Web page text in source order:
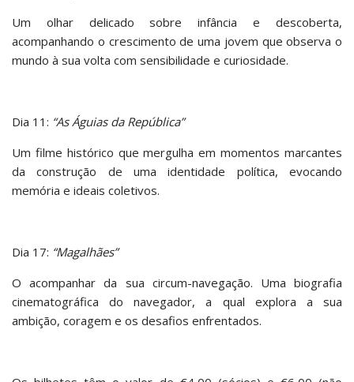
Um olhar delicado sobre infância e descoberta,
acompanhando o crescimento de uma jovem que observa o
mundo à sua volta com sensibilidade e curiosidade.
Dia 11: “As Águias da República”
Um filme histórico que mergulha em momentos marcantes
da construção de uma identidade política, evocando
memória e ideais coletivos.
Dia 17: “Magalhães”
O acompanhar da sua circum-navegação. Uma biografia
cinematográfica do navegador, a qual explora a sua
ambição, coragem e os desafios enfrentados.